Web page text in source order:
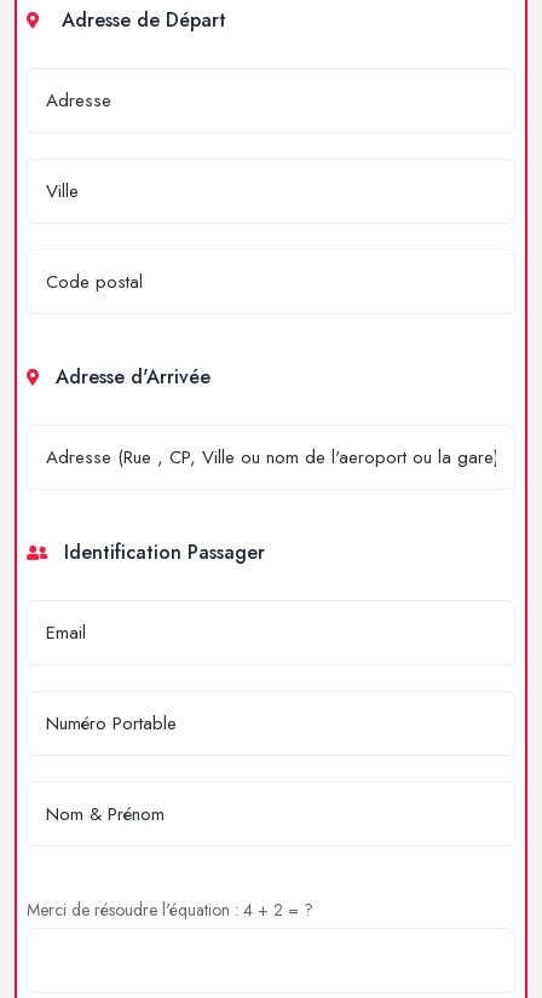
Adresse de Départ
Adresse d'Arrivée
Identification Passager
Merci de résoudre l'équation : 4 + 2 = ?